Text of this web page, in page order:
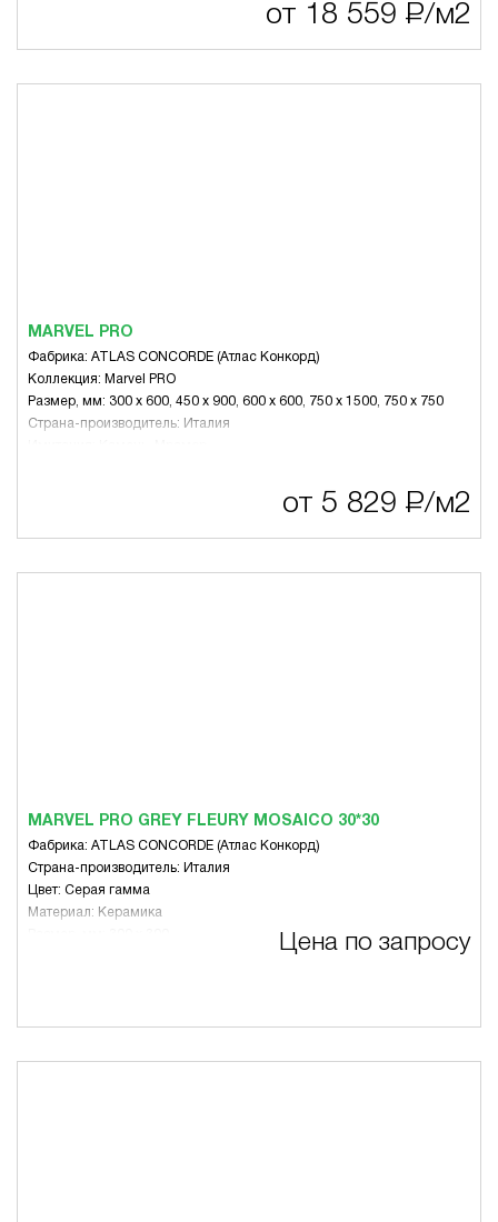
от 18 559 Р/м2
MARVEL PRO
Фабрика: ATLAS CONCORDE (Атлас Конкорд)
Коллекция: Marvel PRO
Размер, мм: 300 x 600, 450 x 900, 600 x 600, 750 x 1500, 750 x 750
Страна-производитель: Италия
Цвет: Бежевая гамма, Белый, Серая гамма, Чёрный
от 5 829 Р/м2
MARVEL PRO GREY FLEURY MOSAICO 30*30
Фабрика: ATLAS CONCORDE (Атлас Конкорд)
Страна-производитель: Италия
Цвет: Серая гамма
Материал: Керамика
Цена по запросу